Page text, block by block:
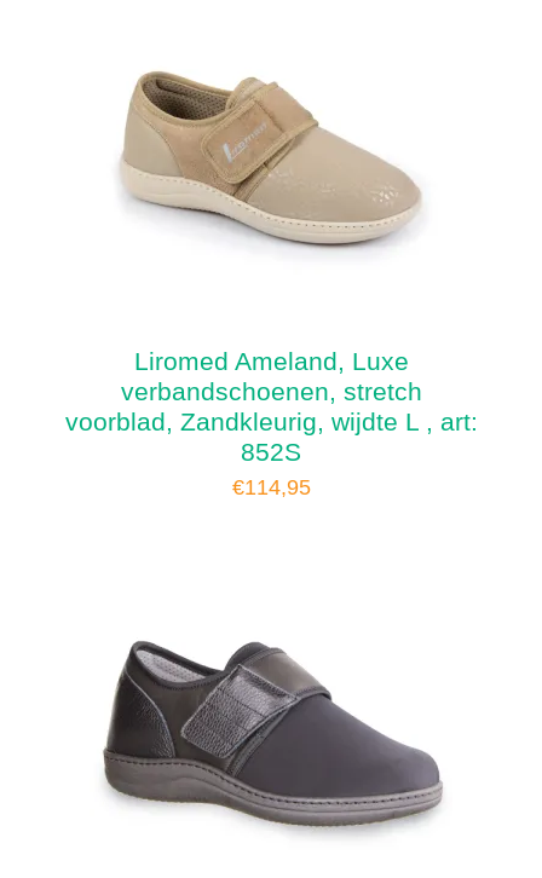
Liromed Ameland, Luxe
verbandschoenen, stretch
voorblad, Zandkleurig, wijdte L , art:
852S
€114,95